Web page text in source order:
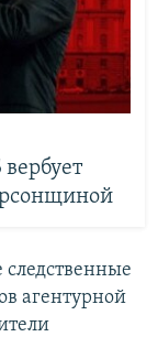
агентурной